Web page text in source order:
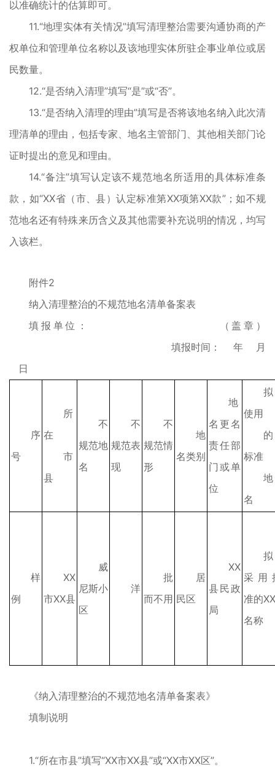
以准确统计的估算即可。
11.“地理实体有关情况”填写清理整治需要沟通协商的产
权单位和管理单位名称以及该地理实体所驻企事业单位或居
民数量。
12.“是否纳入清理”填写“是”或“否”。
13.“是否纳入清理的理由”填写是否将该地名纳入此次清
理清单的理由，包括专家、地名主管部门、其他相关部门论
证时提出的意见和理由。
14.“备注”填写认定该不规范地名所适用的具体标准条
款，如“XX省（市、县）认定标准第XX项第XX款”；如不规
范地名还有特殊来历含义及其他需要补充说明的情况，均写
入该栏。
附件2
纳入清理整治的不规范地名清单备案表
填报单位： （盖章）
填报时间： 年 月
日
序
号
所
在
市
县
不
规范地
名
不
规范表
现
不
规范情
形
地
名类别
地
名更名
责任部
门或单
位
拟
使用
的
标准
地
名
样
例
XX
市XX县
威
尼斯小
区
洋
批
而不用
居
民区
XX
县民政
局
拟
采用
准的
名称
《纳入清理整治的不规范地名清单备案表》
填制说明
1.“所在市县”填写“XX市XX县”或“XX市XX区”。